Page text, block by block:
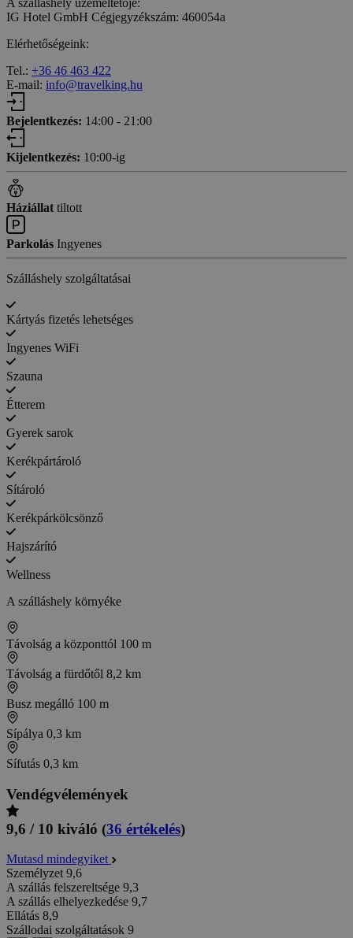
IG Hotel GmbH Cégjegyzékszám: 460054a
Elérhetőségeink:
Tel.: +36 46 463 422
E-mail: info@travelking.hu
Bejelentkezés: 14:00 - 21:00
Kijelentkezés: 10:00-ig
Háziállat tiltott
Parkolás Ingyenes
Szálláshely szolgáltatásai
Kártyás fizetés lehetséges
Ingyenes WiFi
Szauna
Étterem
Gyerek sarok
Kerékpártároló
Sítároló
Kerékpárkölcsönző
Hajszárító
Wellness
A szálláshely környéke
Távolság a központtól 100 m
Távolság a fürdőtől 8,2 km
Busz megálló 100 m
Sípálya 0,3 km
Sífutás 0,3 km
Vendégvélemények
9,6 / 10 kiváló (36 értékelés)
Mutasd mindegyiket
Személyzet 9,6
A szállás felszereltsége 9,3
A szállás elhelyezkedése 9,7
Ellátás 8,9
Szállodai szolgáltatások 9